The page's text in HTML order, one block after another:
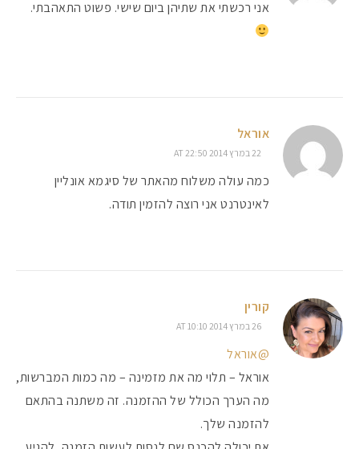
אני רכשתי את שתיהן ביום שישי. פשוט התאהבתי.
אוראל
22 במרץ 2014 AT 22:50
כמה עולה משלוח מהאתר של סיגמא אונליין
לאינטרנט אני רוצה להזמין תודה.
קורין
26 במרץ 2014 AT 10:10
@אוראל
אוראל – תלוי מה את מזמינה – מה כמות המברשות,
מה הערך הכולל של ההזמנה. זה משתנה בהתאם
להזמנה שלך.